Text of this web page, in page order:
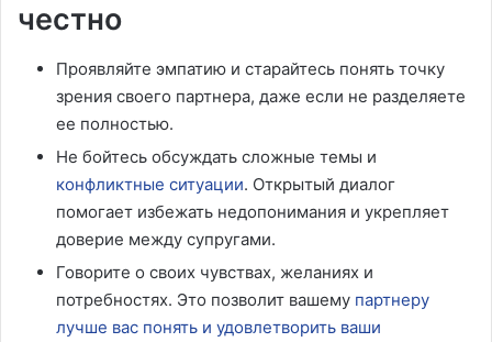
честно
Проявляйте эмпатию и старайтесь понять точку
зрения своего партнера, даже если не разделяете
ее полностью.
Не бойтесь обсуждать сложные темы и
конфликтные ситуации. Открытый диалог
помогает избежать недопонимания и укрепляет
доверие между супругами.
Говорите о своих чувствах, желаниях и
потребностях. Это позволит вашему партнеру
лучше вас понять и удовлетворить ваши